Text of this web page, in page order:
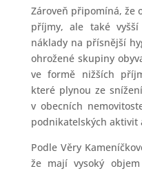
Zároveň připomíná, že
příjmy, ale také
náklady na přísnější
ohrožené skupiny
ve formě nižších
které plynou ze
v obecních
podnikatelských aktivit
Podle Věry
že mají vysoký